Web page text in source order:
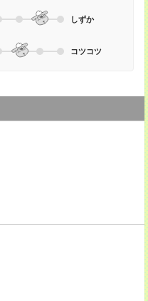
しずか
コツコツ